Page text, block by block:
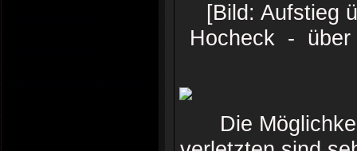
[Bild: Aufstieg
Hocheck - über
Die